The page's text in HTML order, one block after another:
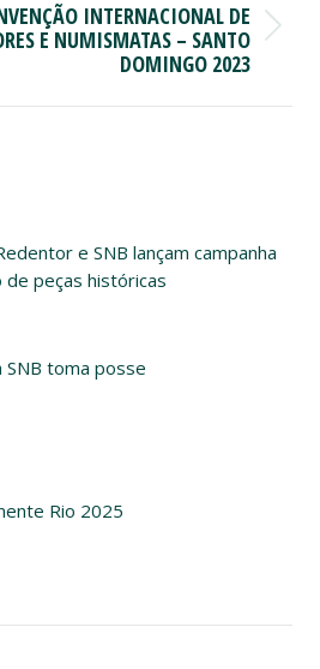
INTERNACIONAL DE
E NUMISMATAS – SANTO
DOMINGO 2023
e SNB lançam campanha
de peças históricas
toma posse
Rio 2025